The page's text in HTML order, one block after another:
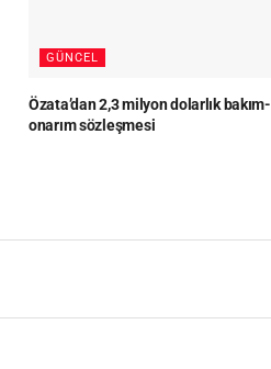
GÜNCEL
Özata’dan 2,3 milyon dolarlık bakım-
onarım sözleşmesi